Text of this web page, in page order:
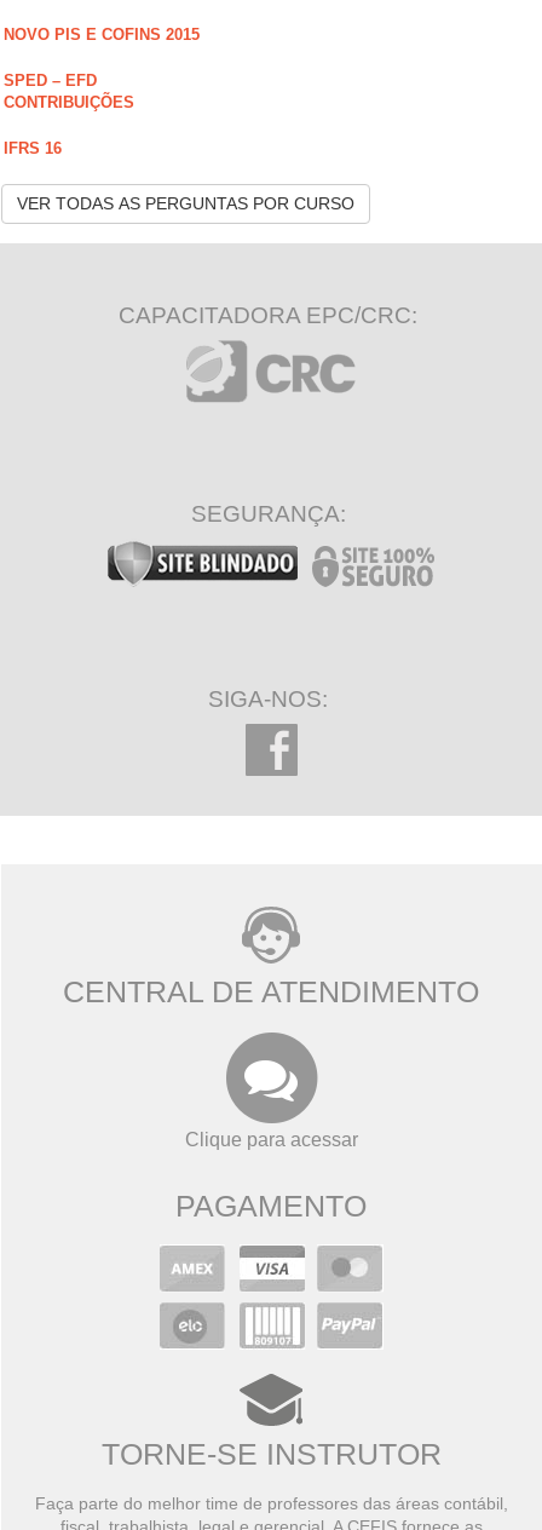
NOVO PIS E COFINS 2015
SPED – EFD
CONTRIBUIÇÕES
IFRS 16
VER TODAS AS PERGUNTAS POR CURSO
CAPACITADORA EPC/CRC:
SEGURANÇA:
SIGA-NOS:
CENTRAL DE ATENDIMENTO
Clique para acessar
PAGAMENTO
TORNE-SE INSTRUTOR
Faça parte do melhor time de professores das áreas contábil,